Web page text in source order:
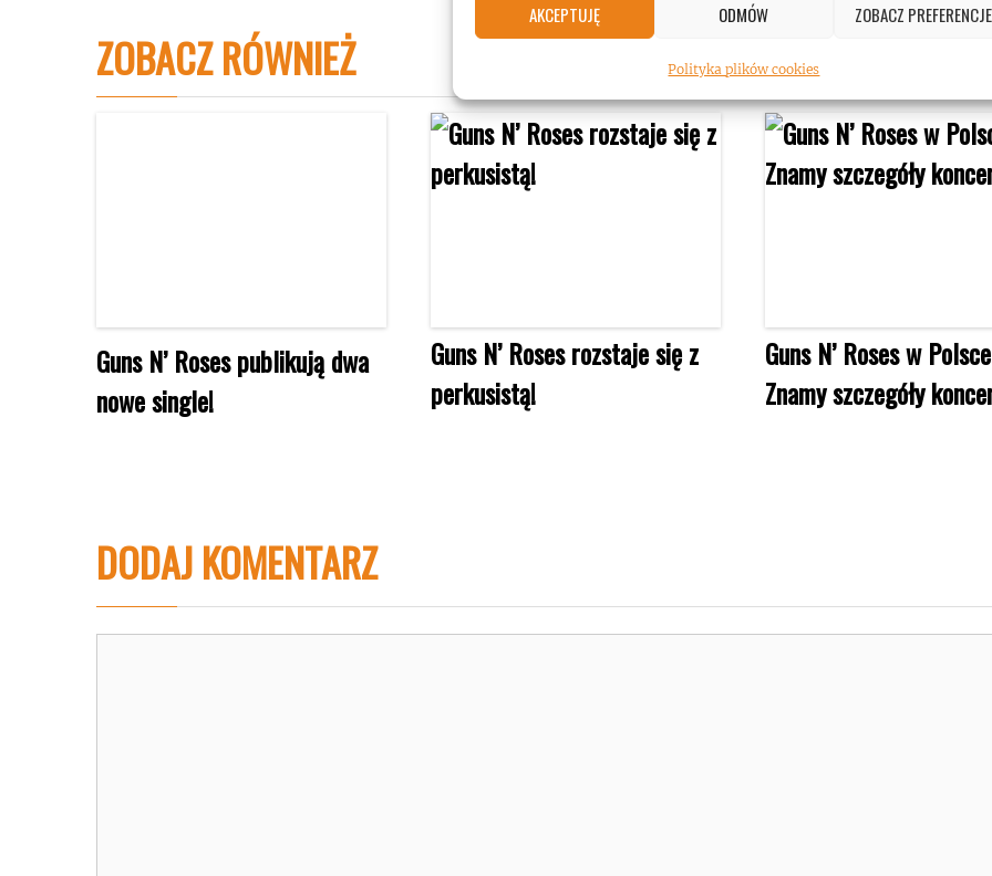
AKCEPTUJĘ ODMÓW ZOBACZ PREFERENCJE
Polityka plików cookies
ZOBACZ RÓWNIEŻ
Guns N’ Roses publikują dwa
nowe single!
Guns N’ Roses rozstaje się z
perkusistą!
Guns N’ Roses w
Znamy szczegóły
DODAJ KOMENTARZ